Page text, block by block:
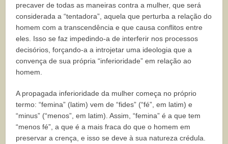
precaver de todas as maneiras contra a mulher, que será
considerada a “tentadora”, aquela que perturba a relação do
homem com a transcendência e que causa conflitos entre
eles. Isso se faz impedindo-a de interferir nos processos
decisórios, forçando-a a introjetar uma ideologia que a
convença de sua própria “inferioridade” em relação ao
homem.
A propagada inferioridade da mulher começa no próprio
termo: “femina” (latim) vem de “fides” (“fé”, em latim) e
“minus” (“menos”, em latim). Assim, “femina” é a que tem
“menos fé”, a que é a mais fraca do que o homem em
preservar a crença, e isso se deve à sua natureza crédula.